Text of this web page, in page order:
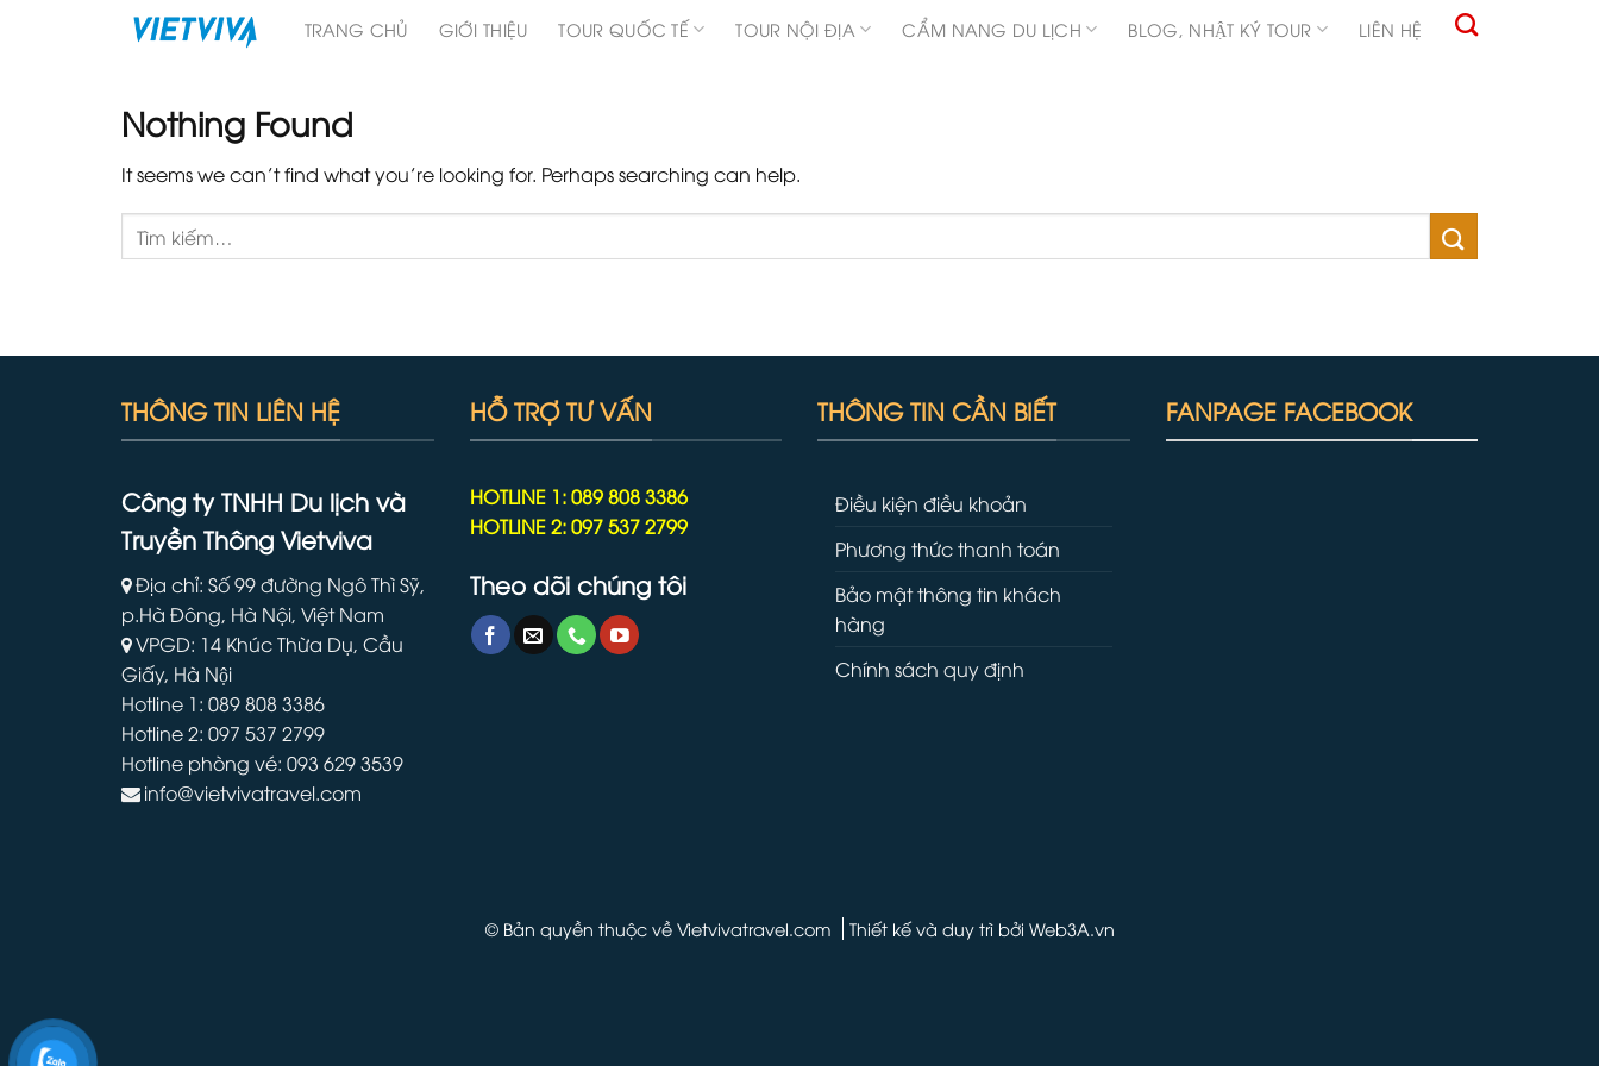
TRANG CHỦ GIỚI THIỆU TOUR QUỐC TẾ TOUR NỘI ĐỊA CẨM NANG DU LỊCH BLOG, NHẬT KÝ TOUR LIÊN HỆ
Nothing Found
It seems we can’t find what you’re looking for. Perhaps searching can help.
THÔNG TIN LIÊN HỆ
Công ty TNHH Du lịch và
Truyền Thông Vietviva
Địa chỉ: Số 99 đường Ngô Thì Sỹ,
p.Hà Đông, Hà Nội, Việt Nam
VPGD: 14 Khúc Thừa Dụ, Cầu
Giấy, Hà Nội
Hotline 1: 089 808 3386
Hotline 2: 097 537 2799
Hotline phòng vé: 093 629 3539
info@vietvivatravel.com
HỖ TRỢ TƯ VẤN
HOTLINE 1: 089 808 3386
HOTLINE 2: 097 537 2799
Theo dõi chúng tôi
THÔNG TIN CẦN BIẾT
Điều kiện điều khoản
Phương thức thanh toán
Bảo mật thông tin khách
hàng
Chính sách quy định
FANPAGE FACEBOOK
© Bản quyền thuộc về Vietvivatravel.com Thiết kế và duy trì bởi Web3A.vn